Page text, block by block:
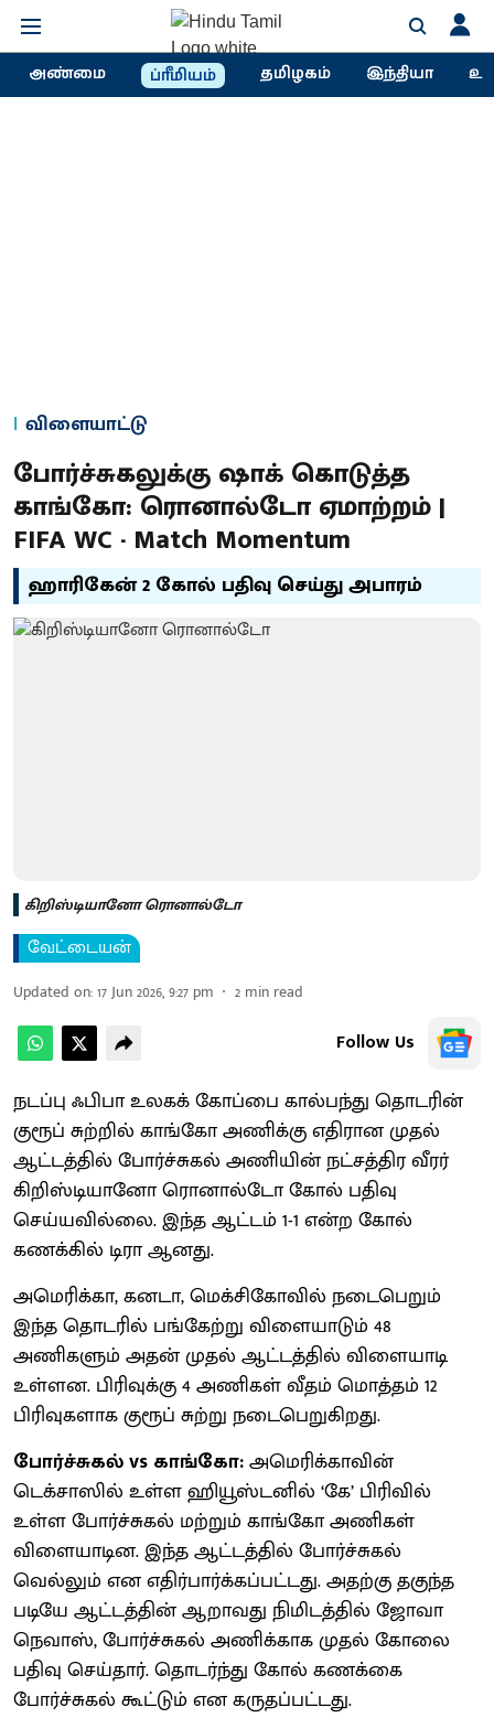
அண்மை ப்ரீமியம் தமிழகம் இந்தியா
விளையாட்டு
போர்ச்சுகலுக்கு ஷாக் கொடுத்த
காங்கோ: ரொனால்டோ ஏமாற்றம் |
FIFA WC - Match Momentum
ஹாரிகேன் 2 கோல் பதிவு செய்து அபாரம்
கிறிஸ்டியானோ ரொனால்டோ
வேட்டையன்
Updated on:17 Jun 2026, 9:27 pm 2 min read
Follow Us
நடப்பு ஃபிபா உலகக் கோப்பை கால்பந்து தொடரின்
குரூப் சுற்றில் காங்கோ அணிக்கு எதிரான முதல்
ஆட்டத்தில் போர்ச்சுகல் அணியின் நட்சத்திர வீரர்
கிறிஸ்டியானோ ரொனால்டோ கோல் பதிவு
செய்யவில்லை. இந்த ஆட்டம் 1-1 என்ற கோல்
கணக்கில் டிரா ஆனது.
அமெரிக்கா, கனடா, மெக்சிகோவில் நடைபெறும்
இந்த தொடரில் பங்கேற்று விளையாடும் 48
அணிகளும் அதன் முதல் ஆட்டத்தில் விளையாடி
உள்ளன. பிரிவுக்கு 4 அணிகள் வீதம் மொத்தம் 12
பிரிவுகளாக குரூப் சுற்று நடைபெறுகிறது.
போர்ச்சுகல் vs காங்கோ:அமெரிக்காவின்
டெக்சாஸில் உள்ள ஹியூஸ்டனில் ‘கே’ பிரிவில்
உள்ள போர்ச்சுகல் மற்றும் காங்கோ அணிகள்
விளையாடின. இந்த ஆட்டத்தில் போர்ச்சுகல்
வெல்லும் என எதிர்பார்க்கப்பட்டது. அதற்கு தகுந்த
படியே ஆட்டத்தின் ஆறாவது நிமிடத்தில் ஜோவா
நெவாஸ், போர்ச்சுகல் அணிக்காக முதல் கோலை
பதிவு செய்தார். தொடர்ந்து கோல் கணக்கை
போர்ச்சுகல் கூட்டும் என கருதப்பட்டது.